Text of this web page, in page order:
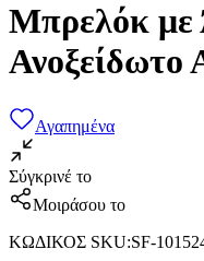
Μπρελόκ με
Ανοξείδωτο
Αγαπημένα
Σύγκρινέ το
Μοιράσου το
ΚΩΔΙΚΟΣ SKU:SF-